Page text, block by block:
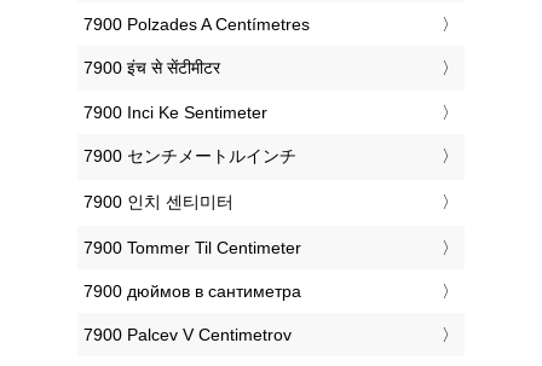
‎7900 Polzades A Centímetres
‎7900 इंच से सेंटीमीटर
‎7900 Inci Ke Sentimeter
‎7900 センチメートルインチ
‎7900 인치 센티미터
‎7900 Tommer Til Centimeter
‎7900 дюймов в сантиметра
‎7900 Palcev V Centimetrov